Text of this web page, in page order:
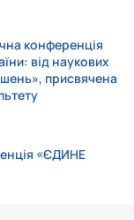
конференція
від наукових
присвячена
«ЄДИНЕ